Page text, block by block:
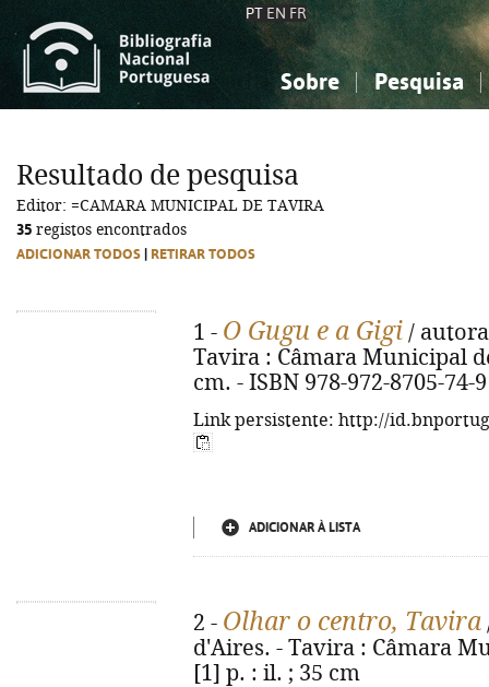
PT EN FR
Sobre Pesquisa
Ciências sociais...
Ciências sociais...
Resultado de pesquisa
Editor: =CAMARA MUNICIPAL DE TAVIRA
35 registos encontrados
ADICIONAR TODOS RETIRAR TODOS
1 - O Gugu e a Gigi /
Tavira : Câmara Municipal
cm. - ISBN 978-972-8705-74-9
Link persistente: http://
ADICIONAR À LISTA
2 - Olhar o centro, Tavira
d'Aires. - Tavira : Câmara
[1] p. : il. ; 35 cm